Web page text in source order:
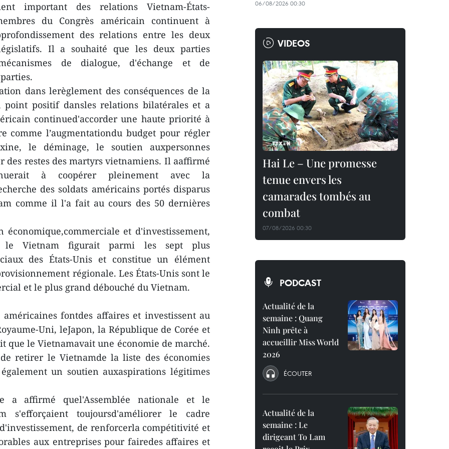
important des relations Vietnam-États-
du Congrès américain continuent à
des relations entre les deux
Il a souhaité que les deux parties
de dialogue, d'échange et de
dans lerèglement des conséquences de la
positif dansles relations bilatérales et a
continued'accorder une haute priorité à
comme l’augmentationdu budget pour régler
le déminage, le soutien auxpersonnes
des restes des martyrs vietnamiens. Il aaffirmé
à coopérer pleinement avec la
des soldats américains portés disparus
comme il l'a fait au cours des 50 dernières
et d'investissement,
Vietnam figurait parmi les sept plus
des États-Unis et constitue un élément
régionale. Les États-Unis sont le
et le plus grand débouché du Vietnam.
fontdes affaires et investissent au
Uni, leJapon, la République de Corée et
que le Vietnamavait une économie de marché.
retirer le Vietnamde la liste des économies
un soutien auxaspirations légitimes
a affirmé quel'Assemblée nationale et le
s'efforçaient toujoursd'améliorer le cadre
de renforcerla compétitivité et
aux entreprises pour fairedes affaires et
06/08/2026 00:30
VIDEOS
Hai Le – Une promesse
tenue envers les
camarades tombés au
combat
07/08/2026 00:30
PODCAST
Actualité de la
semaine : Quang
Ninh prête à
accueillir Miss World
2026
ÉCOUTER
Actualité de la
semaine : Le
dirigeant To Lam